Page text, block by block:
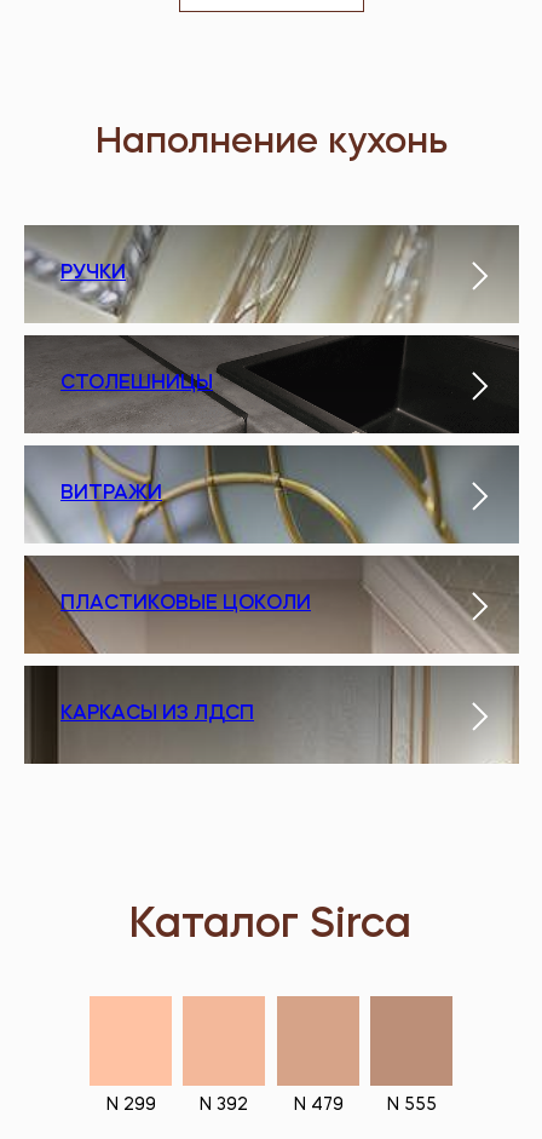
Наполнение кухонь
РУЧКИ
СТОЛЕШНИЦЫ
ВИТРАЖИ
ПЛАСТИКОВЫЕ ЦОКОЛИ
КАРКАСЫ ИЗ ЛДСП
N 299 N 392 N 479 N 555
Каталог Sirca